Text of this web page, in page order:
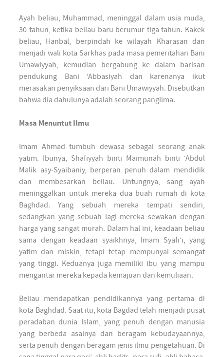
Ayah beliau, Muhammad, meninggal dalam usia muda,
30 tahun, ketika beliau baru berumur tiga tahun. Kakek
beliau, Hanbal, berpindah ke wilayah Kharasan dan
menjadi wali kota Sarkhas pada masa pemeritahan Bani
Umawiyyah, kemudian bergabung ke dalam barisan
pendukung Bani ‘Abbasiyah dan karenanya ikut
merasakan penyiksaan dari Bani Umawiyyah. Disebutkan
bahwa dia dahulunya adalah seorang panglima.
Masa Menuntut Ilmu
Imam Ahmad tumbuh dewasa sebagai seorang anak
yatim. Ibunya, Shafiyyah binti Maimunah binti ‘Abdul
Malik asy-Syaibaniy, berperan penuh dalam mendidik
dan membesarkan beliau. Untungnya, sang ayah
meninggalkan untuk mereka dua buah rumah di kota
Baghdad. Yang sebuah mereka tempati sendiri,
sedangkan yang sebuah lagi mereka sewakan dengan
harga yang sangat murah. Dalam hal ini, keadaan beliau
sama dengan keadaan syaikhnya, Imam Syafi‘i, yang
yatim dan miskin, tetapi tetap mempunyai semangat
yang tinggi. Keduanya juga memiliki ibu yang mampu
mengantar mereka kepada kemajuan dan kemuliaan.
Beliau mendapatkan pendidikannya yang pertama di
kota Baghdad. Saat itu, kota Bagdad telah menjadi pusat
peradaban dunia Islam, yang penuh dengan manusia
yang berbeda asalnya dan beragam kebudayaannya,
serta penuh dengan beragam jenis ilmu pengetahuan. Di